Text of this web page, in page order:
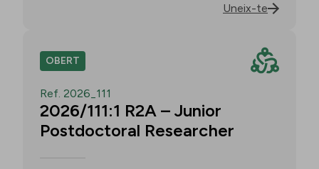
Uneix-te
OBERT
Ref. 2026_111
2026/111:1 R2A – Junior
Postdoctoral Researcher